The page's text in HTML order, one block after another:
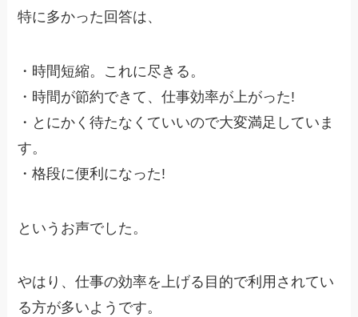
特に多かった回答は、
・ 時間短縮。これに尽きる。
・ 時間が節約できて、仕事効率が上がった!
・ とにかく待たなくていいので大変満足していま
す。
・格段に便利になった!
というお声でした。
やはり、仕事の効率を上げる目的で利用されてい
る方が多いようです。